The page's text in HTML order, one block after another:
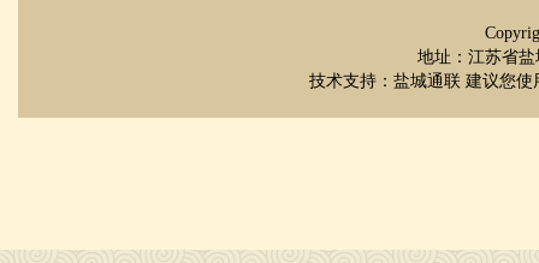
地址：江苏省盐
技术支持： 盐城通联 建议您使